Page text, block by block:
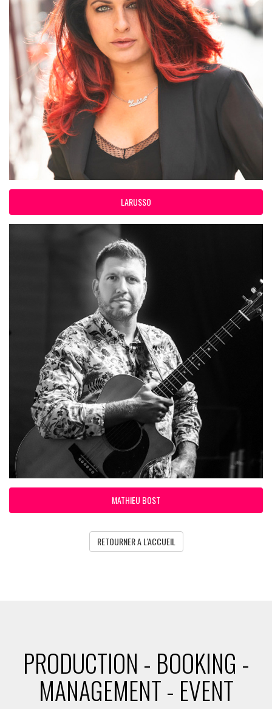
LARUSSO
MATHIEU BOST
RETOURNER A L'ACCUEIL
PRODUCTION - BOOKING -
MANAGEMENT - EVENT